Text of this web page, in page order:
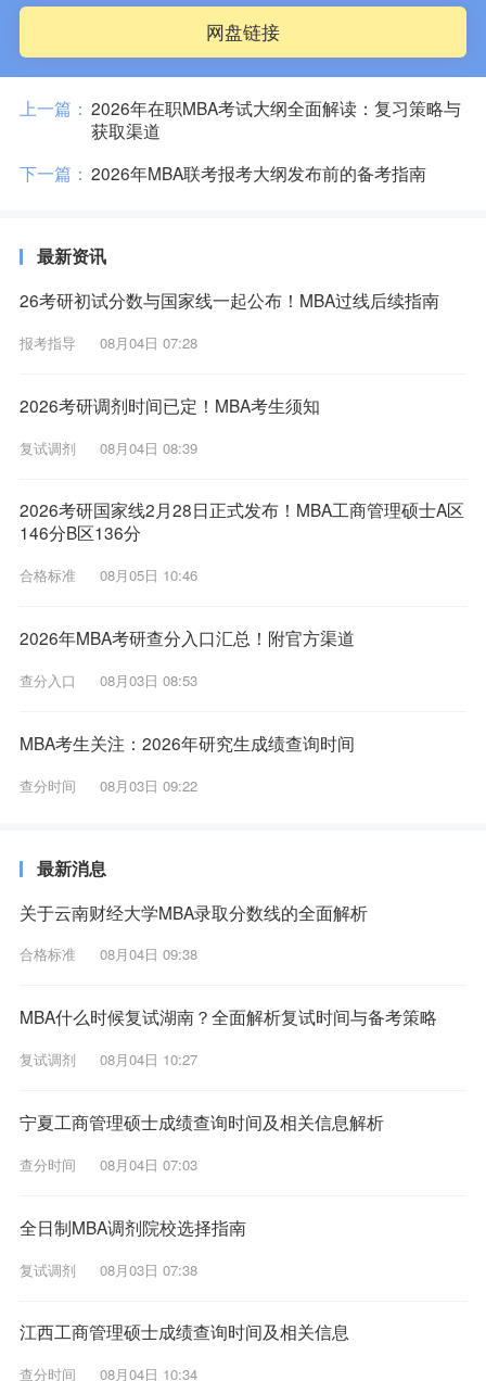
网盘链接
上一篇： 2026年在职MBA考试大纲全面解读：复习策略与
获取渠道
下一篇： 2026年MBA联考报考大纲发布前的备考指南
最新资讯
26考研初试分数与国家线一起公布！MBA过线后续指南
报考指导 08月04日 07:28
2026考研调剂时间已定！MBA考生须知
复试调剂 08月04日 08:39
2026考研国家线2月28日正式发布！MBA工商管理硕士A区
146分B区136分
合格标准 08月05日 10:46
2026年MBA考研查分入口汇总！附官方渠道
查分入口 08月03日 08:53
MBA考生关注：2026年研究生成绩查询时间
查分时间 08月03日 09:22
最新消息
关于云南财经大学MBA录取分数线的全面解析
合格标准 08月04日 09:38
MBA什么时候复试湖南？全面解析复试时间与备考策略
复试调剂 08月04日 10:27
宁夏工商管理硕士成绩查询时间及相关信息解析
查分时间 08月04日 07:03
全日制MBA调剂院校选择指南
复试调剂 08月03日 07:38
江西工商管理硕士成绩查询时间及相关信息
查分时间 08月04日 10:34